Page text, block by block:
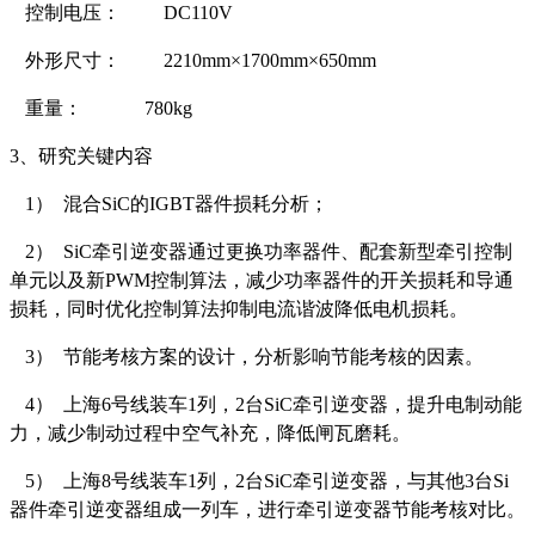
控制电压： DC110V
外形尺寸： 2210mm×1700mm×650mm
重量： 780kg
3 、研究关键内容
1） 混合SiC的IGBT器件损耗分析；
2） SiC牵引逆变器通过更换功率器件、配套新型牵引控制
单元以及新PWM控制算法，减少功率器件的开关损耗和导通
损耗，同时优化控制算法抑制电流谐波降低电机损耗。
3） 节能考核方案的设计，分析影响节能考核的因素。
4）
上海6号线装车1列，2台SiC牵引逆变器，提升电制动能
力，减少制动过程中空气补充，降低闸瓦磨耗。
5）
上海8号线装车1列，2台SiC牵引逆变器，与其他3台Si
器件牵引逆变器组成一列车，进行牵引逆变器节能考核对比。